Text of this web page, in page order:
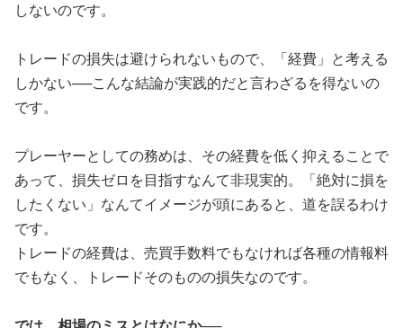
しないのです。
トレードの損失は避けられないもので、「経費」と考える
しかない──こんな結論が実践的だと言わざるを得ないの
です。
プレーヤーとしての務めは、その経費を低く抑えることで
あって、損失ゼロを目指すなんて非現実的。「絶対に損を
したくない」なんてイメージが頭にあると、道を誤るわけ
です。
トレードの経費は、売買手数料でもなければ各種の情報料
でもなく、トレードそのものの損失なのです。